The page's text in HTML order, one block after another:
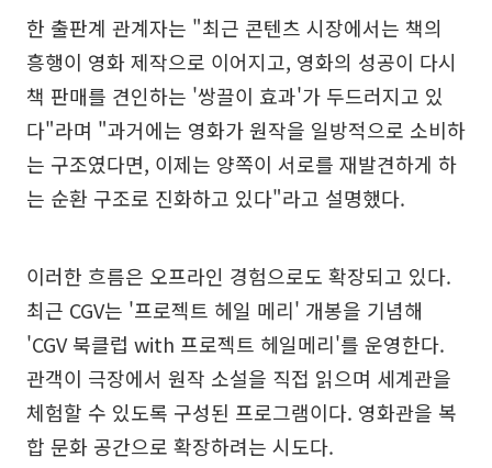
한 출판계 관계자는 "최근 콘텐츠 시장에서는 책의
흥행이 영화 제작으로 이어지고, 영화의 성공이 다시
책 판매를 견인하는 '쌍끌이 효과'가 두드러지고 있
다"라며 "과거에는 영화가 원작을 일방적으로 소비하
는 구조였다면, 이제는 양쪽이 서로를 재발견하게 하
는 순환 구조로 진화하고 있다"라고 설명했다.
이러한 흐름은 오프라인 경험으로도 확장되고 있다.
최근 CGV는 '프로젝트 헤일 메리' 개봉을 기념해
'CGV 북클럽 with 프로젝트 헤일메리'를 운영한다.
관객이 극장에서 원작 소설을 직접 읽으며 세계관을
체험할 수 있도록 구성된 프로그램이다. 영화관을 복
합 문화 공간으로 확장하려는 시도다.